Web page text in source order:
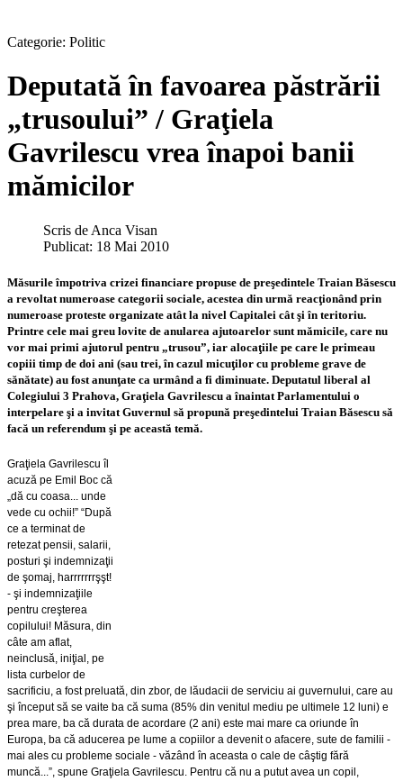
Categorie: Politic
Deputată în favoarea păstrării
„trusoului” / Graţiela
Gavrilescu vrea înapoi banii
mămicilor
Scris de Anca Visan
Publicat: 18 Mai 2010
Măsurile împotriva crizei financiare propuse de preşedintele Traian Băsescu
a revoltat numeroase categorii sociale, acestea din urmă reacţionând prin
numeroase proteste organizate atât la nivel Capitalei cât şi în teritoriu.
Printre cele mai greu lovite de anularea ajutoarelor sunt mămicile, care nu
vor mai primi ajutorul pentru „trusou”, iar alocaţiile pe care le primeau
copiii timp de doi ani (sau trei, în cazul micuţilor cu probleme grave de
sănătate) au fost anunţate ca urmând a fi diminuate. Deputatul liberal al
Colegiului 3 Prahova, Graţiela Gavrilescu a înaintat Parlamentului o
interpelare şi a invitat Guvernul să propună preşedintelui Traian Băsescu să
facă un referendum şi pe această temă.
Graţiela Gavrilescu îl
acuză pe Emil Boc că
„dă cu coasa... unde
vede cu ochii!” “După
ce a terminat de
retezat pensii, salarii,
posturi şi indemnizaţii
de şomaj, harrrrrrrşşt!
- şi indemnizaţiile
pentru creşterea
copilului! Măsura, din
câte am aflat,
neinclusă, iniţial, pe
lista curbelor de
sacrificiu, a fost preluată, din zbor, de lăudacii de serviciu ai guvernului, care au
şi început să se vaite ba că suma (85% din venitul mediu pe ultimele 12 luni) e
prea mare, ba că durata de acordare (2 ani) este mai mare ca oriunde în
Europa, ba că aducerea pe lume a copiilor a devenit o afacere, sute de familii -
mai ales cu probleme sociale - văzând în aceasta o cale de câştig fără
muncă...”, spune Graţiela Gavrilescu. Pentru că nu a putut avea un copil,